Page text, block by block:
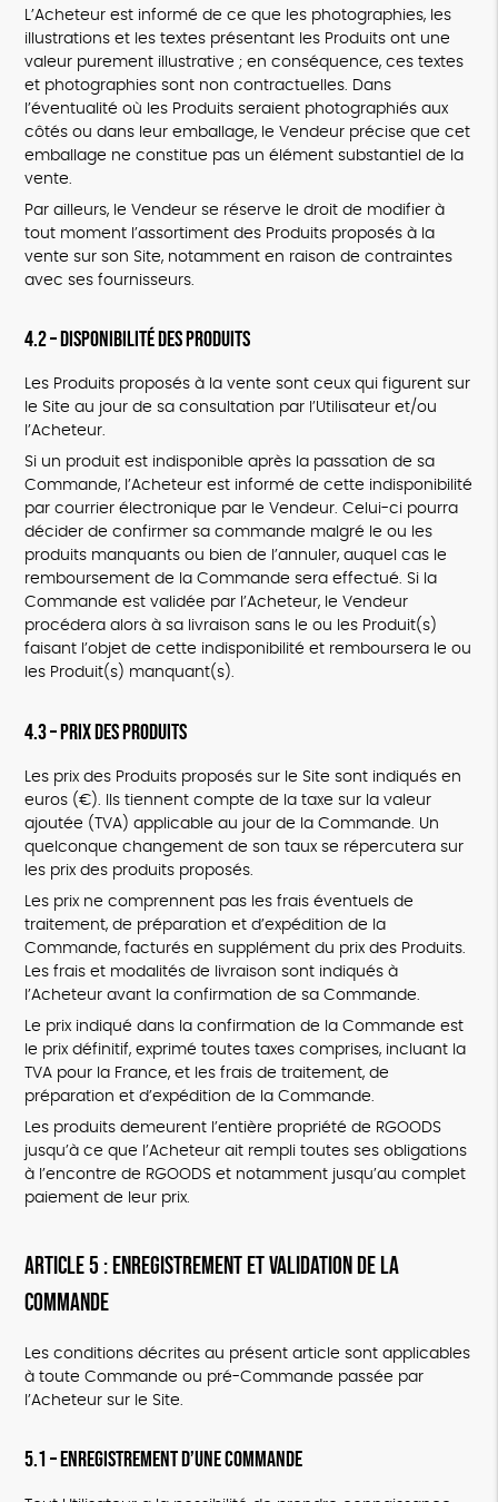
L’Acheteur est informé de ce que les photographies, les
illustrations et les textes présentant les Produits ont une
valeur purement illustrative ; en conséquence, ces textes
et photographies sont non contractuelles. Dans
l’éventualité où les Produits seraient photographiés aux
côtés ou dans leur emballage, le Vendeur précise que cet
emballage ne constitue pas un élément substantiel de la
vente.
Par ailleurs, le Vendeur se réserve le droit de modifier à
tout moment l’assortiment des Produits proposés à la
vente sur son Site, notamment en raison de contraintes
avec ses fournisseurs.
4.2 – Disponibilité des Produits
Les Produits proposés à la vente sont ceux qui figurent sur
le Site au jour de sa consultation par l’Utilisateur et/ou
l’Acheteur.
Si un produit est indisponible après la passation de sa
Commande, l’Acheteur est informé de cette indisponibilité
par courrier électronique par le Vendeur. Celui-ci pourra
décider de confirmer sa commande malgré le ou les
produits manquants ou bien de l’annuler, auquel cas le
remboursement de la Commande sera effectué. Si la
Commande est validée par l’Acheteur, le Vendeur
procédera alors à sa livraison sans le ou les Produit(s)
faisant l’objet de cette indisponibilité et remboursera le ou
les Produit(s) manquant(s).
4.3 – Prix des Produits
Les prix des Produits proposés sur le Site sont indiqués en
euros (€). Ils tiennent compte de la taxe sur la valeur
ajoutée (TVA) applicable au jour de la Commande. Un
quelconque changement de son taux se répercutera sur
les prix des produits proposés.
Les prix ne comprennent pas les frais éventuels de
traitement, de préparation et d’expédition de la
Commande, facturés en supplément du prix des Produits.
Les frais et modalités de livraison sont indiqués à
l’Acheteur avant la confirmation de sa Commande.
Le prix indiqué dans la confirmation de la Commande est
le prix définitif, exprimé toutes taxes comprises, incluant la
TVA pour la France, et les frais de traitement, de
préparation et d’expédition de la Commande.
Les produits demeurent l’entière propriété de RGOODS
jusqu’à ce que l’Acheteur ait rempli toutes ses obligations
à l’encontre de RGOODS et notamment jusqu’au complet
paiement de leur prix.
ARTICLE 5 : ENREGISTREMENT ET VALIDATION DE LA
COMMANDE
Les conditions décrites au présent article sont applicables
à toute Commande ou pré-Commande passée par
l’Acheteur sur le Site.
5.1 – Enregistrement d’une Commande